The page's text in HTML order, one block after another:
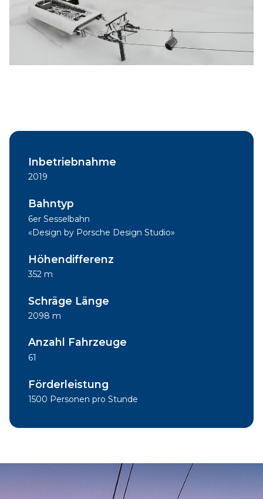
Inbetriebnahme
2019
Bahntyp
6er Sesselbahn
«Design by Porsche Design Studio»
Höhendifferenz
352 m
Schräge Länge
2098 m
Anzahl Fahrzeuge
61
Förderleistung
1500 Personen pro Stunde